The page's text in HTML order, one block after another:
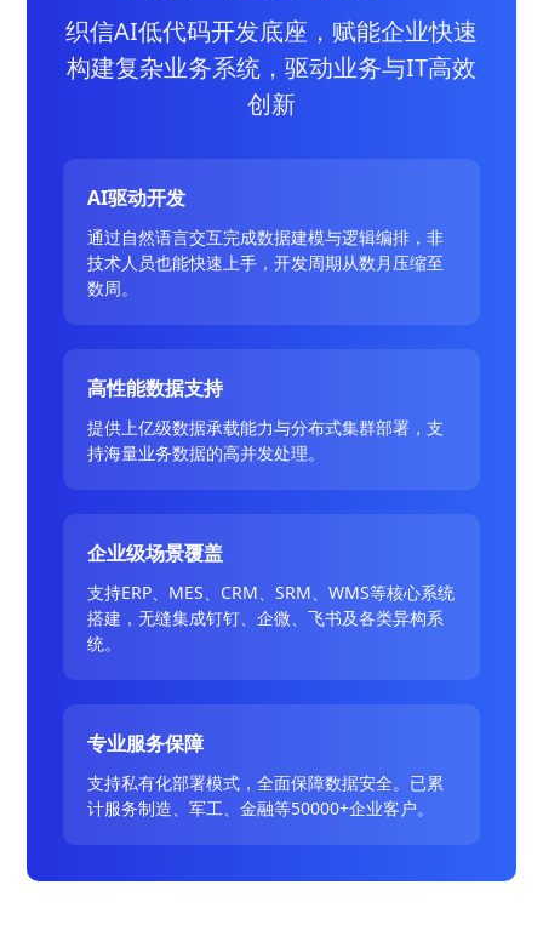
织信AI低代码开发底座，赋能企业快速
构建复杂业务系统，驱动业务与IT高效
创新
AI驱动开发
通过自然语言交互完成数据建模与逻辑编排，非
技术人员也能快速上手，开发周期从数月压缩至
数周。
高性能数据支持
提供上亿级数据承载能力与分布式集群部署，支
持海量业务数据的高并发处理。
企业级场景覆盖
支持ERP、MES、CRM、SRM、WMS等核心系统
搭建，无缝集成钉钉、企微、飞书及各类异构系
统。
专业服务保障
支持私有化部署模式，全面保障数据安全。已累
计服务制造、军工、金融等50000+企业客户。